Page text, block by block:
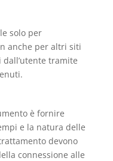
solo per
anche per altri siti
tramite
è fornire
e la natura delle
devono
connessione alle